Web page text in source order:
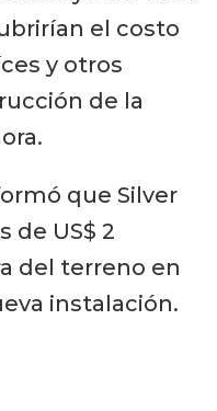
el costo
y otros
de la
que Silver
de US$ 2
del terreno en
instalación.